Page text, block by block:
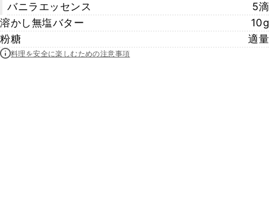
バニラエッセンス
5滴
溶かし無塩バター
10g
粉糖
適量
料理を安全に楽しむための注意事項